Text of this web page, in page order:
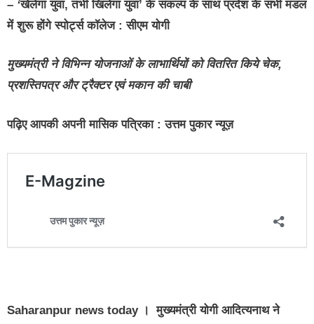
– ‘खेलेगा युवा, तभी खिलेगा युवा’ के संकल्प के साथ प्रदेश के सभी मंडल
में शुरू होंगे स्पोर्ट्स कॉलेज : सीएम योगी
मुख्यमंत्री ने विभिन्न योजनाओं के लाभार्थियों को वितरित किये चेक,
प्रशस्तिपत्र और ट्रैक्टर एवं मकान की चाबी
पढ़िए आपकी अपनी मासिक पत्रिका : उत्तम पुकार न्यूज़
Saharanpur news today । मुख्यमंत्री योगी आदित्यनाथ ने